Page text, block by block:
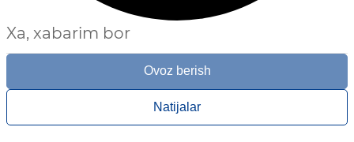
Xa, xabarim bor
Ovoz berish
Natijalar